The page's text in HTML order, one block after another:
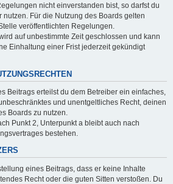
nicht einverstanden bist, so darfst du
nutzen. Für die Nutzung des Boards gelten
veröffentlichten Regelungen.
auf unbestimmte Zeit geschlossen und kann
Einhaltung einer Frist jederzeit gekündigt
Beitrags erteilst du dem Betreiber ein einfaches,
und unentgeltliches Recht, deinen
Boards zu nutzen.
Punkt 2, Unterpunkt a bleibt auch nach
bestehen.
eines Beitrags, dass er keine Inhalte
Recht oder die guten Sitten verstoßen. Du